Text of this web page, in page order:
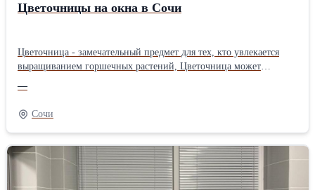
Цветочницы на окна в Сочи
Цветочница - замечательный предмет для тех, кто увлекается
выращиванием горшечных растений, Цветочница может
Изготавливаются цветочницы из стальной квадратной трубы
10*10 с порошковой окраской и без нее. Размер: ширина - 30 см,
высота бортика 20 см. Срок изготовления и монтажа от 3 до 5
дней.
—
Сочи